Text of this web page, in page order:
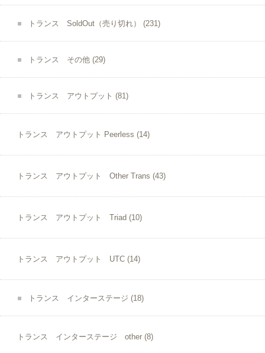
トランス SoldOut（売り切れ） (231)
トランス その他 (29)
トランス アウトプット (81)
トランス アウトプット Peerless (14)
トランス アウトプット Other Trans (43)
トランス アウトプット Triad (10)
トランス アウトプット UTC (14)
トランス インターステージ (18)
トランス インターステージ other (8)